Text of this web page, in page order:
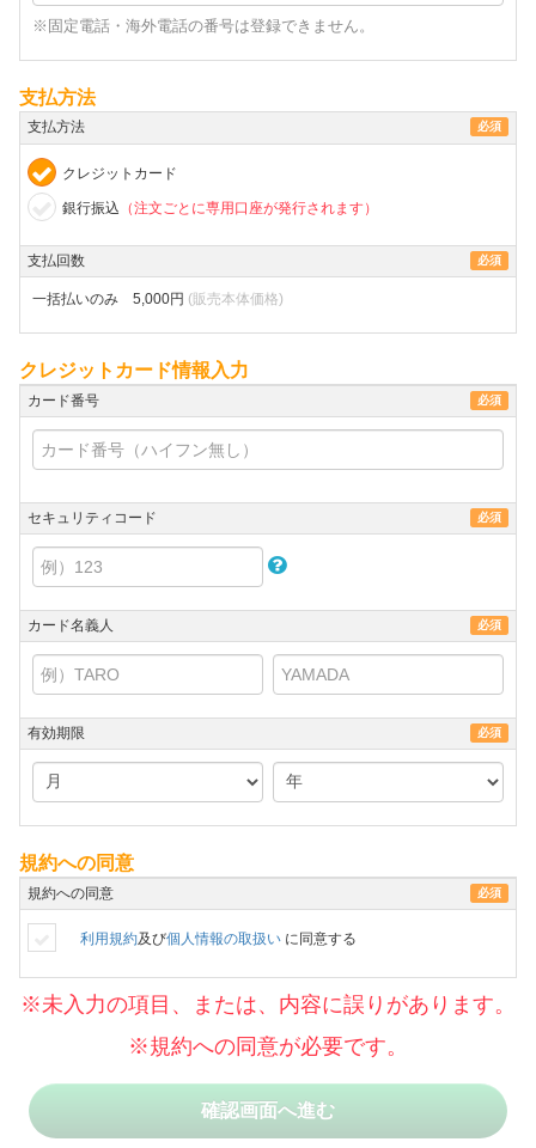
※固定電話・海外電話の番号は登録できません。
支払方法
支払方法 必須
クレジットカード
銀行振込 （注文ごとに専用口座が発行されます）
支払回数 必須
一括払いのみ 5,000円 (販売本体価格)
クレジットカード情報入力
カード番号 必須
セキュリティコード 必須
カード名義人 必須
有効期限 必須
規約への同意
規約への同意 必須
利用規約及び個人情報の取扱い に同意する
※未入力の項目、または、内容に誤りがあります。
※規約への同意が必要です。
確認画面へ進む